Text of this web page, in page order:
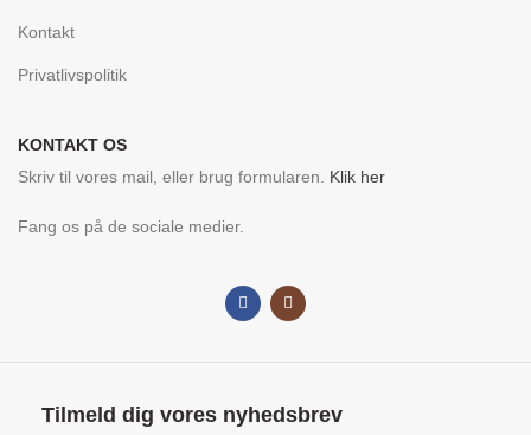
Kontakt
Privatlivspolitik
KONTAKT OS
Skriv til vores mail, eller brug formularen. Klik her
Fang os på de sociale medier.
Tilmeld dig vores nyhedsbrev